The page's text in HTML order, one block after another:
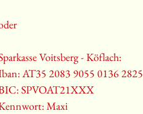
Voitsberg - Köflach:
AT35 2083 9055 0136 2825
SPVOAT21XXX
Maxi